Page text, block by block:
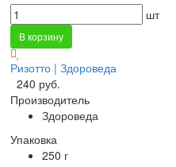
шт
В корзину
Ризотто | Здороведа
240 руб.
Производитель
Здороведа
Упаковка
250 г